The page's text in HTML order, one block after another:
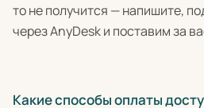
то не получится — напишите,
через AnyDesk и поставим за
Какие способы оплаты